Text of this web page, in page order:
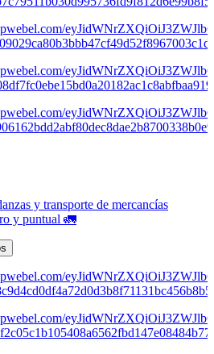
y transporte de mercancías
y puntual 🚛